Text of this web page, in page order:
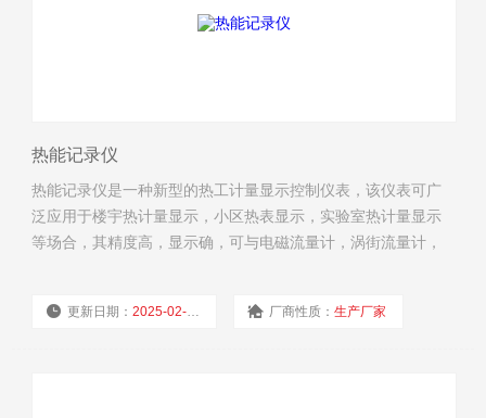
热能记录仪
热能记录仪是一种新型的热工计量显示控制仪表，该仪表可广
泛应用于楼宇热计量显示，小区热表显示，实验室热计量显示
等场合，其精度高，显示确，可与电磁流量计，涡街流量计，
更新日期：2025-02-18 厂商性质：生产厂家